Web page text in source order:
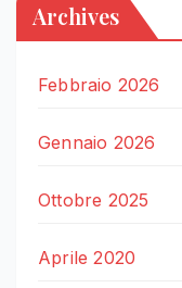
Archives
Febbraio 2026
Gennaio 2026
Ottobre 2025
Aprile 2020